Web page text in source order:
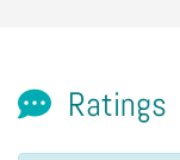
Ratings